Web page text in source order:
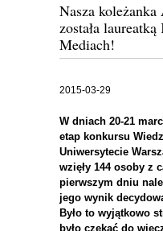
Nasza
została
Mediach!
2015-03-29
W dniach 20-21
etap konkursu
Uniwersytecie
wzięły 144 osoby z
pierwszym dniu
jego wynik
Było to wyjątkowo
było czekać do